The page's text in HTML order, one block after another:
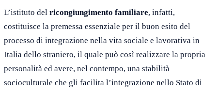
L’istituto del ricongiungimento familiare, infatti,
costituisce la premessa essenziale per il buon esito del
processo di integrazione nella vita sociale e lavorativa in
Italia dello straniero, il quale può così realizzare la propria
personalità ed avere, nel contempo, una stabilità
socioculturale che gli facilita l’integrazione nello Stato di